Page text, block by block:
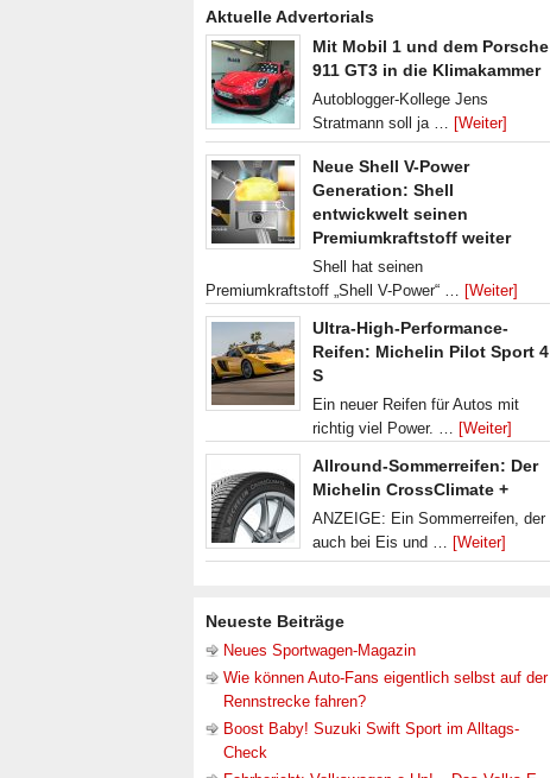
Aktuelle Advertorials
Mit Mobil 1 und dem Porsche
911 GT3 in die Klimakammer
Autoblogger-Kollege Jens
Stratmann soll ja … [Weiter]
Neue Shell V-Power
Generation: Shell
entwickwelt seinen
Premiumkraftstoff weiter
Shell hat seinen
Premiumkraftstoff „Shell V-Power“ … [Weiter]
Ultra-High-Performance-
Reifen: Michelin Pilot Sport 4
S
Ein neuer Reifen für Autos mit
richtig viel Power. … [Weiter]
Allround-Sommerreifen: Der
Michelin CrossClimate +
ANZEIGE: Ein Sommerreifen, der
auch bei Eis und … [Weiter]
Neueste Beiträge
Neues Sportwagen-Magazin
Wie können Auto-Fans eigentlich selbst auf der
Rennstrecke fahren?
Boost Baby! Suzuki Swift Sport im Alltags-
Check